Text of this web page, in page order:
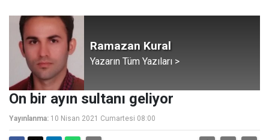
Ramazan Kural
Yazarın Tüm Yazıları >
On bir ayın sultanı geliyor
Yayınlanma: 10 Nisan 2021 Cumartesi 08:00